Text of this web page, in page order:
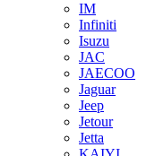
IM
Infiniti
Isuzu
JAC
JAECOO
Jaguar
Jeep
Jetour
Jetta